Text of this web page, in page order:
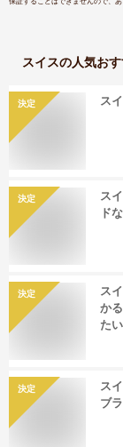
スイスの人気お
決定
ス
決定
ス
ド
決定
ス
か
たい
決定
ス
ブ